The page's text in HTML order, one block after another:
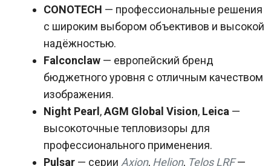
CONOTECH — профессиональные решения
с широким выбором объективов и высокой
надёжностью.
Falconclaw— европейский бренд
бюджетного уровня с отличным качеством
изображения.
Night Pearl ,AGM Global Vision, Leica—
высокоточные тепловизоры для
профессионального применения.
Pulsar— серии Axion, Helion, Telos LRF—